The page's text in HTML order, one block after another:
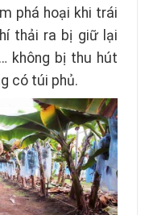
phá hoại khi trái
thải ra bị giữ lại
không bị thu hút
có túi phủ.